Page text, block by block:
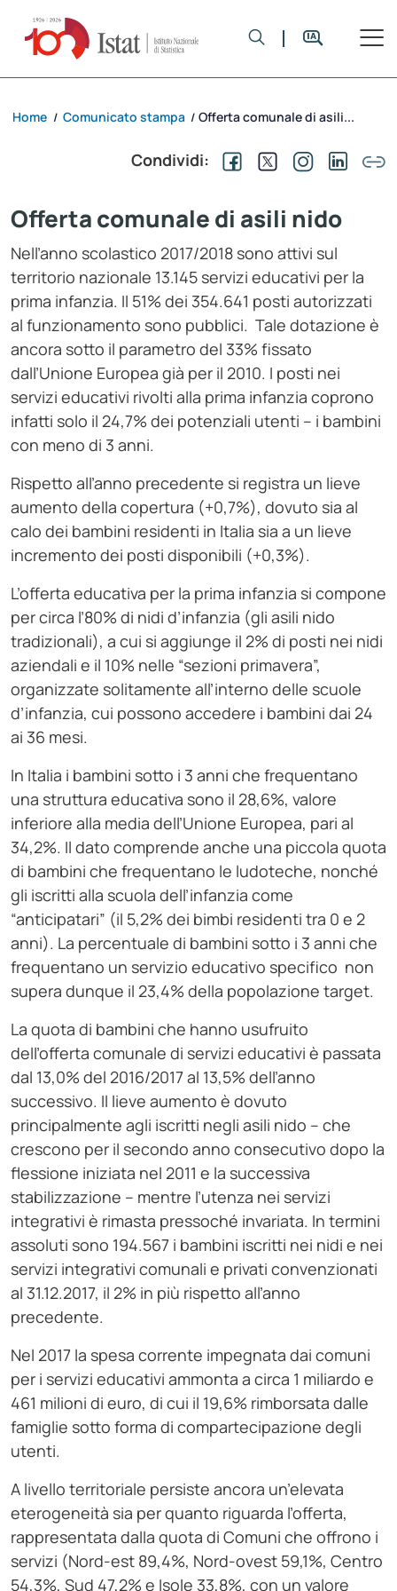
Home / Comunicato stampa / Offerta comunale di asili...
Condividi:
Offerta comunale di asili nido
Nell’anno scolastico 2017/2018 sono attivi sul
territorio nazionale 13.145 servizi educativi per la
prima infanzia. Il 51% dei 354.641 posti autorizzati
al funzionamento sono pubblici. Tale dotazione è
ancora sotto il parametro del 33% fissato
dall’Unione Europea già per il 2010. I posti nei
servizi educativi rivolti alla prima infanzia coprono
infatti solo il 24,7% dei potenziali utenti – i bambini
con meno di 3 anni.
Rispetto all’anno precedente si registra un lieve
aumento della copertura (+0,7%), dovuto sia al
calo dei bambini residenti in Italia sia a un lieve
incremento dei posti disponibili (+0,3%).
L’offerta educativa per la prima infanzia si compone
per circa l’80% di nidi d’infanzia (gli asili nido
tradizionali), a cui si aggiunge il 2% di posti nei nidi
aziendali e il 10% nelle “sezioni primavera”,
organizzate solitamente all’interno delle scuole
d’infanzia, cui possono accedere i bambini dai 24
ai 36 mesi.
In Italia i bambini sotto i 3 anni che frequentano
una struttura educativa sono il 28,6%, valore
inferiore alla media dell’Unione Europea, pari al
34,2%. Il dato comprende anche una piccola quota
di bambini che frequentano le ludoteche, nonché
gli iscritti alla scuola dell’infanzia come
“anticipatari” (il 5,2% dei bimbi residenti tra 0 e 2
anni). La percentuale di bambini sotto i 3 anni che
frequentano un servizio educativo specifico non
supera dunque il 23,4% della popolazione target.
La quota di bambini che hanno usufruito
dell’offerta comunale di servizi educativi è passata
dal 13,0% del 2016/2017 al 13,5% dell’anno
successivo. Il lieve aumento è dovuto
principalmente agli iscritti negli asili nido – che
crescono per il secondo anno consecutivo dopo la
flessione iniziata nel 2011 e la successiva
stabilizzazione – mentre l’utenza nei servizi
integrativi è rimasta pressoché invariata. In termini
assoluti sono 194.567 i bambini iscritti nei nidi e nei
servizi integrativi comunali e privati convenzionati
al 31.12.2017, il 2% in più rispetto all’anno
precedente.
Nel 2017 la spesa corrente impegnata dai comuni
per i servizi educativi ammonta a circa 1 miliardo e
461 milioni di euro, di cui il 19,6% rimborsata dalle
famiglie sotto forma di compartecipazione degli
utenti.
A livello territoriale persiste ancora un’elevata
eterogeneità sia per quanto riguarda l’offerta,
rappresentata dalla quota di Comuni che offrono i
servizi (Nord-est 89,4%, Nord-ovest 59,1%, Centro
54,3%, Sud 47,2% e Isole 33,8%, con un valore